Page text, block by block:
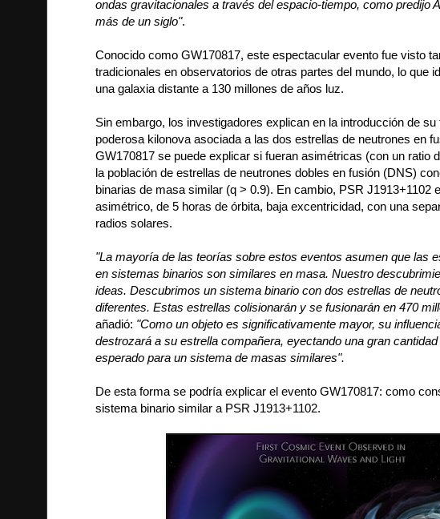
ondas gravitacionales a través del espacio-tiempo, como predijo
más de un siglo".
Conocido como GW170817, este espectacular evento fue visto
tradicionales en observatorios de otras partes del mundo, lo que
una galaxia distante a 130 millones de años luz.
Sin embargo, los investigadores explican en la introducción de su
poderosa kilonova asociada a las dos estrellas de neutrones en
GW170817 se puede explicar si fueran asimétricas (con un ratio
la población de estrellas de neutrones dobles en fusión (DNS)
binarias de masa similar (q > 0.9). En cambio, PSR J1913+1102
asimétrico, de 5 horas de órbita, baja excentricidad, con una
radios solares.
"La mayoría de las teorías sobre estos eventos asumen que las
en sistemas binarios son similares en masa. Nuestro
ideas. Descubrimos un sistema binario con dos estrellas de
diferentes. Estas estrellas colisionarán y se fusionarán en 470
añadió: "Como un objeto es significativamente mayor, su
destrozará a su estrella compañera, eyectando una gran
esperado para un sistema de masas similares".
De esta forma se podría explicar el evento GW170817: como
sistema binario similar a PSR J1913+1102.